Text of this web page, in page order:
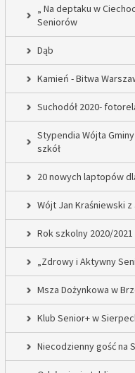
„ Na deptaku w
Seniorów
Dąb
Kamień - Bitwa
Suchodół 2020-
Stypendia Wójta
szkół
20 nowych laptopów
Wójt Jan Kraśniewski
Rok szkolny 2020/2021
„Zdrowy i Aktywny
Msza Dożynkowa w
Klub Senior+ w
Niecodzienny gość na